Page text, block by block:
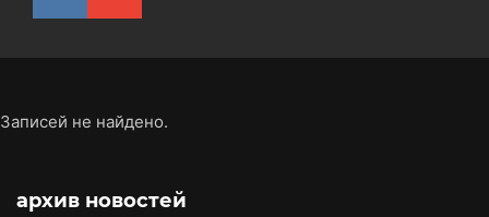
Записей не найдено.
архив новостей